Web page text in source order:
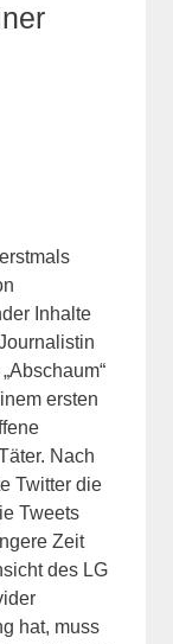
Inhalte
ersten
Nach
Twitter die
Tweets
Zeit
des LG
hat, muss